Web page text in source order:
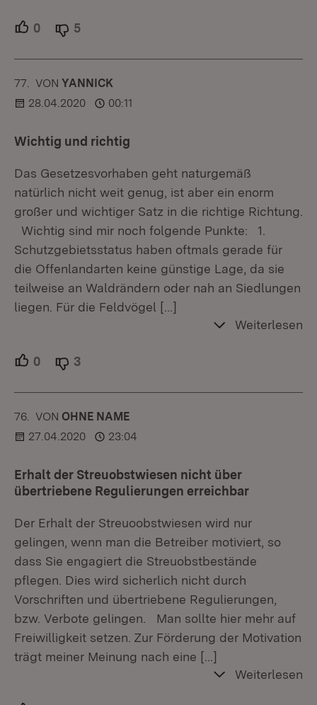
0 Unterstützer.
5
77. KOMMENTAR
VON :YANNICK
28.04.2020
00:11
Wichtig und richtig
Das Gesetzesvorhaben geht naturgemäß
natürlich nicht weit genug, ist aber ein enorm
großer und wichtiger Satz in die richtige Richtung.
Wichtig sind mir noch folgende Punkte: 1.
Schutzgebietsstatus haben oftmals gerade für
die Offenlandarten keine günstige Lage, da sie
teilweise an Waldrändern oder nah an Siedlungen
liegen. Für die Feldvögel […]
Weiterlesen
0 Unterstützer.
3
76. KOMMENTAR
VON :OHNE NAME
27.04.2020
23:04
Erhalt der Streuobstwiesen nicht über
übertriebene Regulierungen erreichbar
Der Erhalt der Streuoobstwiesen wird nur
gelingen, wenn man die Betreiber motiviert, so
dass Sie engagiert die Streuobstbestände
pflegen. Dies wird sicherlich nicht durch
Vorschriften und übertriebene Regulierungen,
bzw. Verbote gelingen. Man sollte hier mehr auf
Freiwilligkeit setzen. Zur Förderung der Motivation
trägt meiner Meinung nach eine […]
Weiterlesen